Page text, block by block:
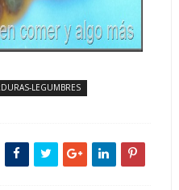
LEGUMBRES